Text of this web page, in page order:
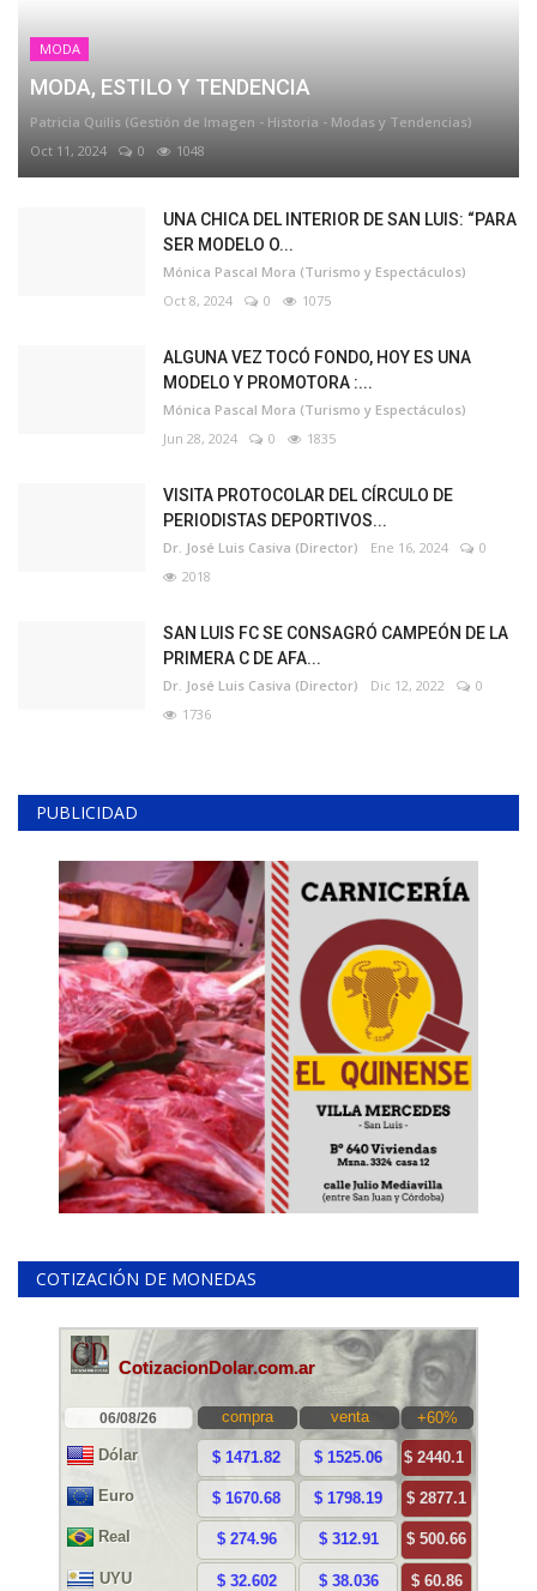
MODA
MODA, ESTILO Y TENDENCIA
Patricia Quilis (Gestión de Imagen - Historia - Modas y Tendencias)
Oct 11, 2024
0 1048
UNA CHICA DEL INTERIOR DE SAN LUIS: “PARA
SER MODELO O...
Mónica Pascal Mora (Turismo y Espectáculos)
Oct 8, 2024
0 1075
ALGUNA VEZ TOCÓ FONDO, HOY ES UNA
MODELO Y PROMOTORA :...
Mónica Pascal Mora (Turismo y Espectáculos)
Jun 28, 2024
0 1835
VISITA PROTOCOLAR DEL CÍRCULO DE
PERIODISTAS DEPORTIVOS...
Dr. José Luis Casiva (Director) Ene 16, 2024
0
2018
SAN LUIS FC SE CONSAGRÓ CAMPEÓN DE LA
PRIMERA C DE AFA...
Dr. José Luis Casiva (Director) Dic 12, 2022
0
1736
PUBLICIDAD
COTIZACIÓN DE MONEDAS